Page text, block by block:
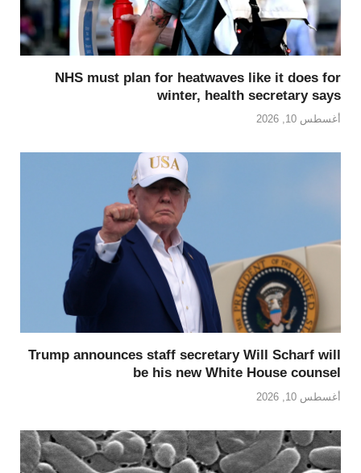
NHS must plan for heatwaves like it does for
winter, health secretary says
أغسطس 10, 2026
Trump announces staff secretary Will Scharf will
be his new White House counsel
أغسطس 10, 2026